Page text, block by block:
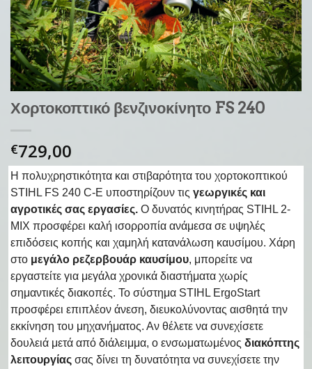
Χορτοκοπτικό βενζινοκίνητο FS 240
€729,00
Η πολυχρηστικότητα και στιβαρότητα του χορτοκοπτικού
STIHL FS 240 C-E υποστηρίζουν τις γεωργικές και
αγροτικές σας εργασίες. Ο δυνατός κινητήρας STIHL 2-
MIX προσφέρει καλή ισορροπία ανάμεσα σε υψηλές
επιδόσεις κοπής και χαμηλή κατανάλωση καυσίμου. Χάρη
στο μεγάλο ρεζερβουάρ καυσίμου, μπορείτε να
εργαστείτε για μεγάλα χρονικά διαστήματα χωρίς
σημαντικές διακοπές. Το σύστημα STIHL ErgoStart
προσφέρει επιπλέον άνεση, διευκολύνοντας αισθητά την
εκκίνηση του μηχανήματος. Αν θέλετε να συνεχίσετε
δουλειά μετά από διάλειμμα, ο ενσωματωμένος διακόπτης
λειτουργίας σας δίνει τη δυνατότητα να συνεχίσετε την